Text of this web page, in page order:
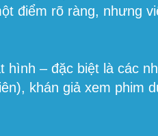
điểm rõ ràng, nhưng
– đặc biệt là các
khán giả xem phim